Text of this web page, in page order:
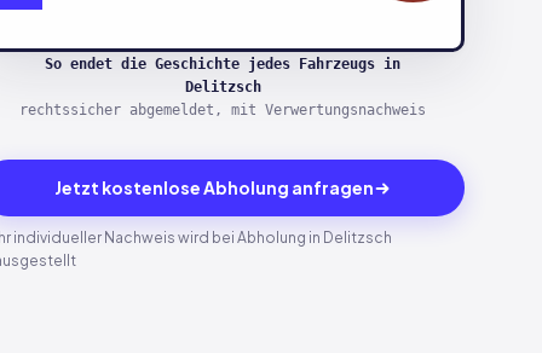
So endet die Geschichte jedes Fahrzeugs in
Delitzsch
rechtssicher abgemeldet, mit Verwertungsnachweis
Jetzt kostenlose Abholung anfragen
Ihr individueller Nachweis wird bei Abholung in Delitzsch